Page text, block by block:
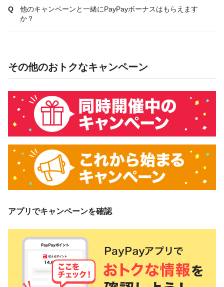
他のキャンペーンと一緒にPayPayボーナスはもらえます
か？
その他のおトクなキャンペーン
アプリでキャンペーンを確認